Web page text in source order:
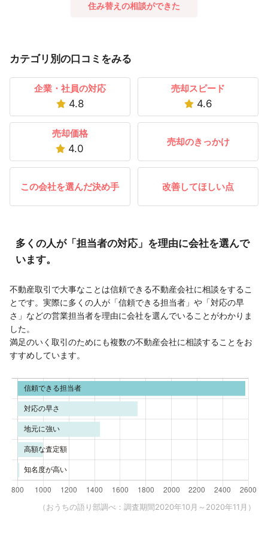
住み替えの相談ができた
カテゴリ別の口コミをみる
企業・社員の対応
4.8
売却スピード
4.6
売却価格
4.0
売却のきっかけ
この会社を選んだ決め手 改善してほしい点
多くの人が「担当者の対応」を理由に会社を選んで
います。
不動産取引で大事なことは信頼できる不動産会社に相談をするこ
とです。実際に多くの人が「信頼できる担当者」や「対応の早
さ」などの営業担当者を理由に会社を選んでいることがわかりま
した。
満足のいく取引のためにも複数の不動産会社に相談することをお
すすめしています。
（おうちの語り部調べ：調査期間2020年10月～2020年11月）